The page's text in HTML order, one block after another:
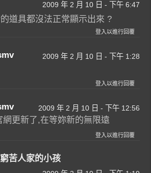
2009 年 2 月 10 日 - 下午 6:47
道具都沒法正常顯示出來 ?
登入以進行回覆
2009 年 2 月 10 日 - 下午 1:28
登入以進行回覆
2009 年 2 月 10 日 - 下午 12:56
網更新了,在等妳新的無限遠
登入以進行回覆
窮苦人家的小孩